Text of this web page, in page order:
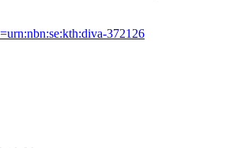
372126